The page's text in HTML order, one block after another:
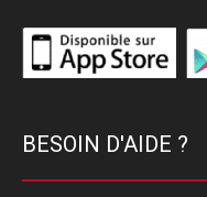
BESOIN D'AIDE ?